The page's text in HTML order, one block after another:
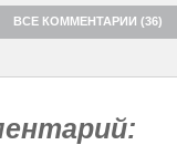
ВСЕ КОММЕНТАРИИ (36)